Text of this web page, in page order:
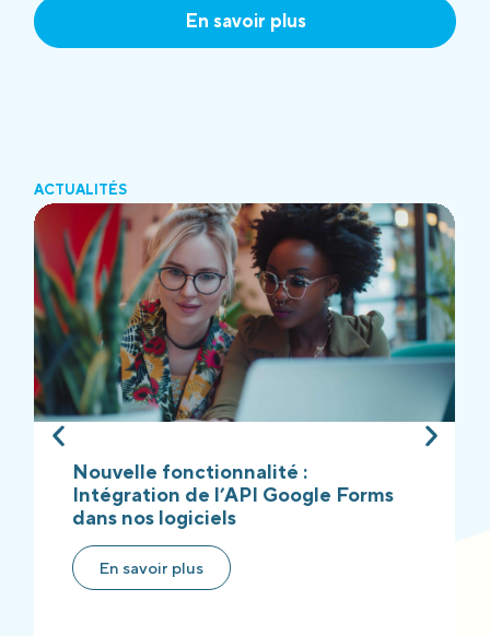
En savoir plus
ACTUALITÉS
Nouvelle fonctionnalité :
Intégration de l’API Google Forms
dans nos logiciels
En savoir plus